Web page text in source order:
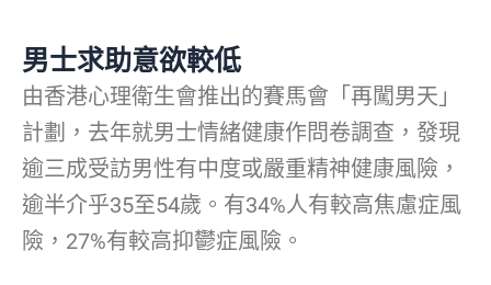
男士求助意欲較低
由香港心理衛生會推出的賽馬會「再闖男天」
計劃，去年就男士情緒健康作問卷調查，發現
逾三成受訪男性有中度或嚴重精神健康風險，
逾半介乎35至54歲。有34%人有較高焦慮症風
險，27%有較高抑鬱症風險。